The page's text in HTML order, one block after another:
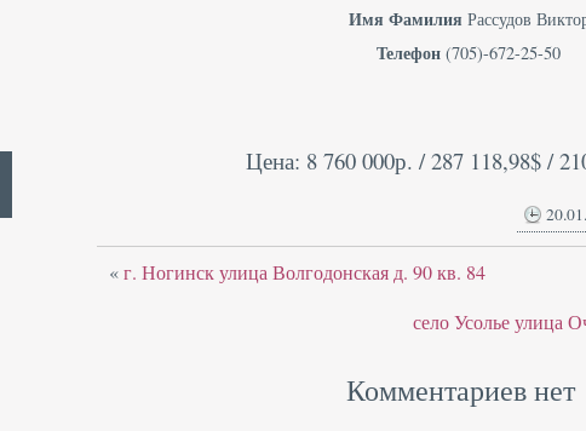
Имя Фамилия Рассудов
Телефон (705)-672-25-50
Цена: 8 760 000р. / 287 118,98$ /
«г. Ногинск улица Волгодонская д. 90 кв. 84
село Усолье улица
Комментариев нет